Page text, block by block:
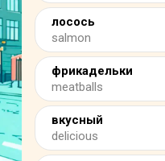
лосось
salmon
фрикадельки
meatballs
вкусный
delicious